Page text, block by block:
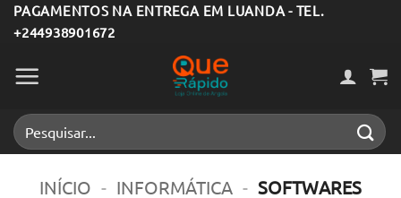
Skip
to
content
PAGAMENTOS NA ENTREGA EM LUANDA - TEL.
+244938901672
Pesquisar
por:
INÍCIO - INFORMÁTICA - SOFTWARES